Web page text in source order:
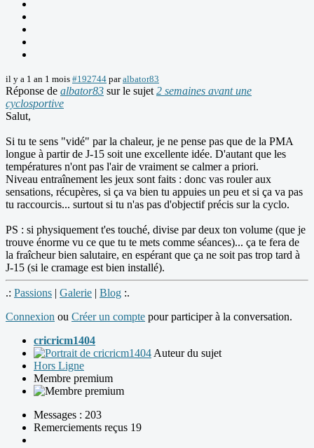
il y a 1 an 1 mois #192744 paralbator83
Réponse de albator83 sur le sujet 2 semaines avant une
cyclosportive
Salut,
Si tu te sens "vidé" par la chaleur, je ne pense pas que de la PMA
longue à partir de J-15 soit une excellente idée. D'autant que les
températures n'ont pas l'air de vraiment se calmer a priori.
Niveau entraînement les jeux sont faits : donc vas rouler aux
sensations, récupères, si ça va bien tu appuies un peu et si ça va pas
tu raccourcis... surtout si tu n'as pas d'objectif précis sur la cyclo.
PS : si physiquement t'es touché, divise par deux ton volume (que je
trouve énorme vu ce que tu te mets comme séances)... ça te fera de
la fraîcheur bien salutaire, en espérant que ça ne soit pas trop tard à
J-15 (si le cramage est bien installé).
.: Passions | Galerie | Blog :.
Connexion ou Créer un compte pour participer à la conversation.
cricricm1404
Auteur du sujet
Hors Ligne
Membre premium
Messages : 203
Remerciements reçus 19